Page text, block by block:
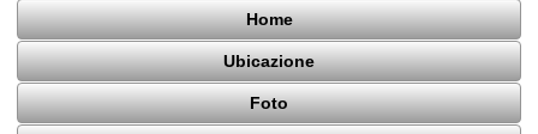
Home
Ubicazione
Foto